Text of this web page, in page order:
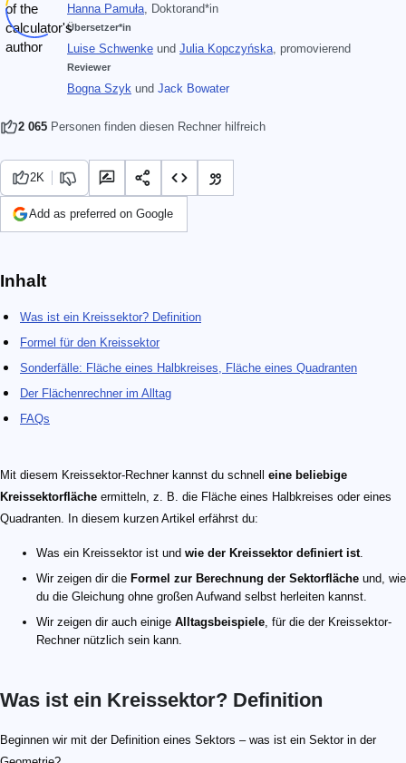
Hanna Pamuła , Doktorand*in
Übersetzer*in
Luise Schwenke und Julia Kopczyńska , promovierend
Reviewer
Bogna Szyk und Jack Bowater
2 065 Personen finden diesen Rechner hilfreich
2K
Add as preferred on Google
Inhalt
Was ist ein Kreissektor? Definition
Formel für den Kreissektor
Sonderfälle: Fläche eines Halbkreises, Fläche eines Quadranten
Der Flächenrechner im Alltag
FAQs
Mit diesem Kreissektor-Rechner kannst du schnell eine beliebige
Kreissektorfläche ermitteln, z. B. die Fläche eines Halbkreises oder eines
Quadranten. In diesem kurzen Artikel erfährst du:
Was ein Kreissektor ist und wie der Kreissektor definiert ist.
Wir zeigen dir die Formel zur Berechnung der Sektorfläche und, wie
du die Gleichung ohne großen Aufwand selbst herleiten kannst.
Wir zeigen dir auch einige Alltagsbeispiele , für die der Kreissektor-
Rechner nützlich sein kann.
Was ist ein Kreissektor? Definition
Beginnen wir mit der Definition eines Sektors – was ist ein Sektor in der